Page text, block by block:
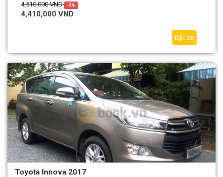
4,510,000 VND -3%
4,410,000 VND
Đặt xe
Toyota Innova 2017